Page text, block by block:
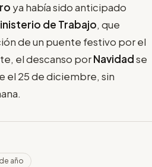
ya había sido anticipado
de Trabajo, que
de un puente festivo por el
el descanso porNavidadse
el 25 de diciembre, sin
año